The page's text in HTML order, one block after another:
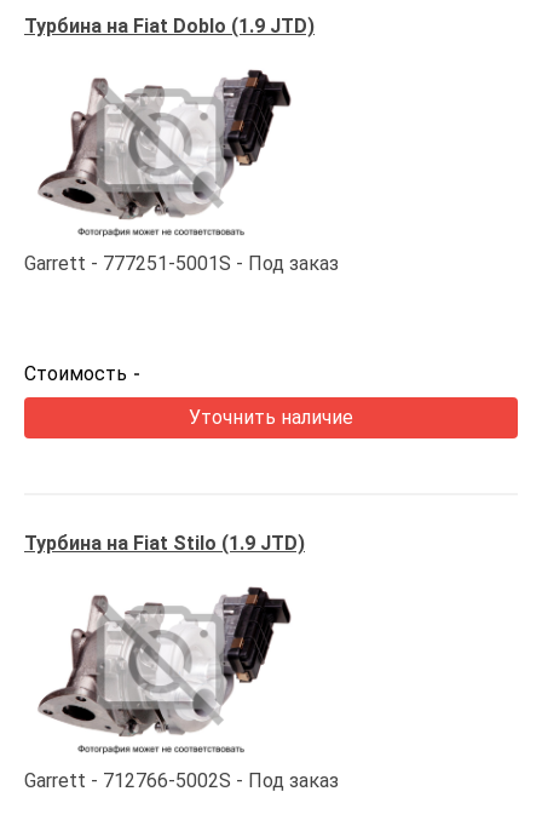
Турбина на Fiat Doblo (1.9 JTD)
Garrett 777251-5001S Под заказ
Стоимость -
Уточнить наличие
Турбина на Fiat Stilo (1.9 JTD)
Garrett 712766-5002S Под заказ